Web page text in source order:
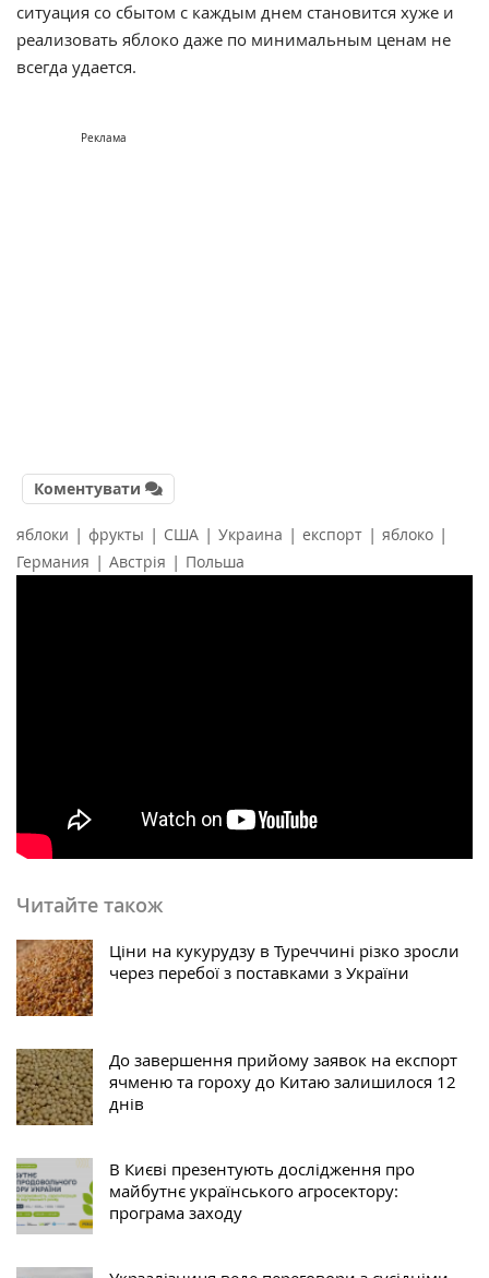
ситуация со сбытом с каждым днем становится хуже и
реализовать яблоко даже по минимальным ценам не
всегда удается.
Реклама
Коментувати
яблоки | фрукты | США | Украина | експорт | яблоко |
Германия | Австрія | Польша
Читайте також
Ціни на кукурудзу в Туреччині різко зросли
через перебої з поставками з України
До завершення прийому заявок на експорт
ячменю та гороху до Китаю залишилося 12
днів
В Києві презентують дослідження про
майбутнє українського агросектору:
програма заходу